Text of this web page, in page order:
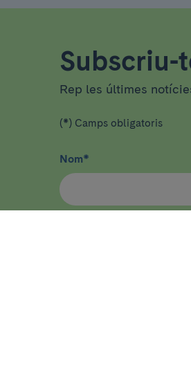
Subscriu-
Rep les últimes
(*) Camps obligatoris
Nom*